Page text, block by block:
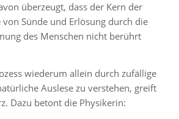
überzeugt, dass der Kern der
Sünde und Erlösung durch die
des Menschen nicht berührt
wiederum allein durch zufällige
Auslese zu verstehen, greift
Dazu betont die Physikerin: